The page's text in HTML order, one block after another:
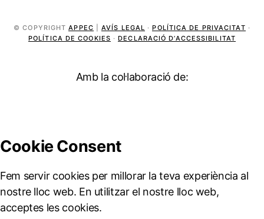
© COPYRIGHTAPPEC |AVÍS LEGAL ·POLÍTICA DE PRIVACITAT ·
POLÍTICA DE COOKIES ·DECLARACIÓ D’ACCESSIBILITAT
Amb la col·laboració de: